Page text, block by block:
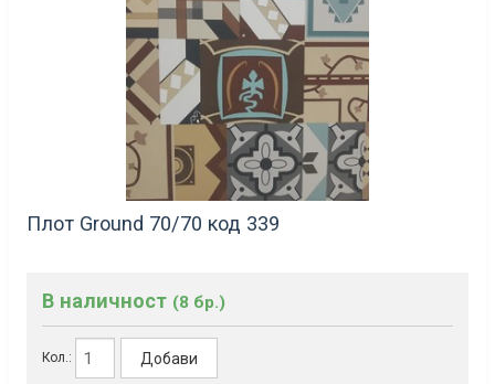
Плот Ground 70/70 код 339
В наличност (8 бр.)
Кол.: Добави